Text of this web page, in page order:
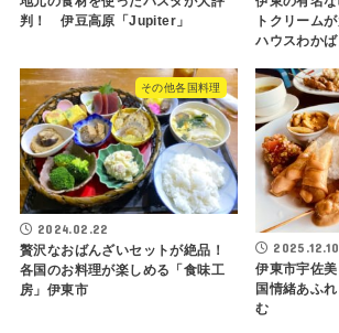
判！ 伊豆高原「Jupiter」
トクリーム
ハウスわかば
その他各国料理
2024.02.22
贅沢なおばんざいセットが絶品！
各国のお料理が楽しめる「食味工
房」伊東市
2025.12.10
伊東市宇佐
国情緒あふ
む